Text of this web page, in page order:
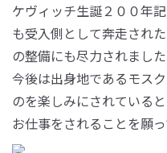
ケヴィッチ生誕２００年
も受入側として奔走され
の整備にも尽力されました
今後は出身地であるモス
のを楽しみにされている
お仕事をされることを願っ